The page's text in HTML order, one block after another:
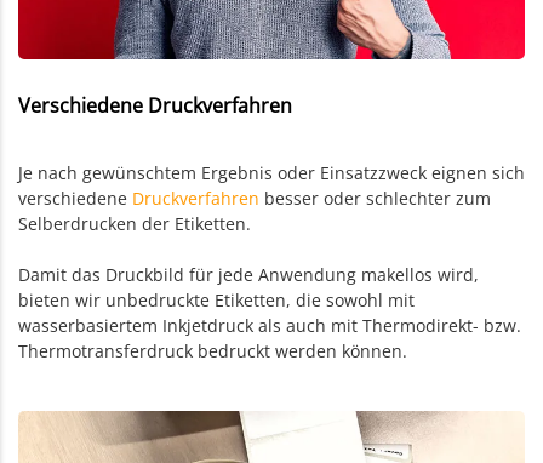
Verschiedene Druckverfahren
Je nach gewünschtem Ergebnis oder Einsatzzweck eignen sich
verschiedene Druckverfahren besser oder schlechter zum
Selberdrucken der Etiketten.
Damit das Druckbild für jede Anwendung makellos wird,
bieten wir unbedruckte Etiketten, die sowohl mit
wasserbasiertem Inkjetdruck als auch mit Thermodirekt- bzw.
Thermotransferdruck bedruckt werden können.